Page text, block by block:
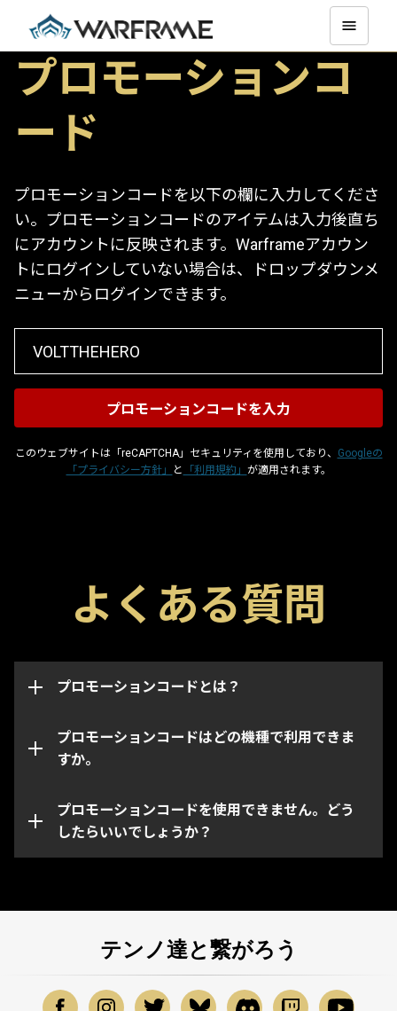
プロモーションコ
ード
プロモーションコードを以下の欄に入力してくださ
い。プロモーションコードのアイテムは入力後直ち
にアカウントに反映されます。Warframeアカウン
トにログインしていない場合は、ドロップダウンメ
ニューからログインできます。
このウェブサイトは「reCAPTCHA」セキュリティを使用しており、
Googleの
「プライバシー方針」
と 「利用規約」 が適用されます。
よくある質問
プロモーションコードとは？
どのゲーム内のアイテムを入手できる特殊コードで
す。各コードには取得可能期限があり、取得は一度限
アカウントに連携され、取得されたアカウントのイン
ベントリにのみアイテムが追加されます。
プロモーションコードはどの機種で利用できま
すか。
このページからはWarframeアカウントの機種・プラ
ットフォーム問わずプロモーションコードを適用でき
なお、特定のコードは指定された機種・プラットフォ
しい機種アカウントにログインしていることをご確認
ください。
プロモーションコードを使用できません。どう
したらいいでしょうか？
プロモーションコードの期限が切れている、あるいは
ーションコードに問題がある場合は、 Warframeサポ
ート
までお問い合わせください。
テンノ達と繋がろう